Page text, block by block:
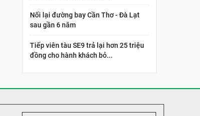
Nối lại đường bay Cần Thơ - Đà Lạt
sau gần 6 năm
Tiếp viên tàu SE9 trả lại hơn 25 triệu
đồng cho hành khách bỏ...